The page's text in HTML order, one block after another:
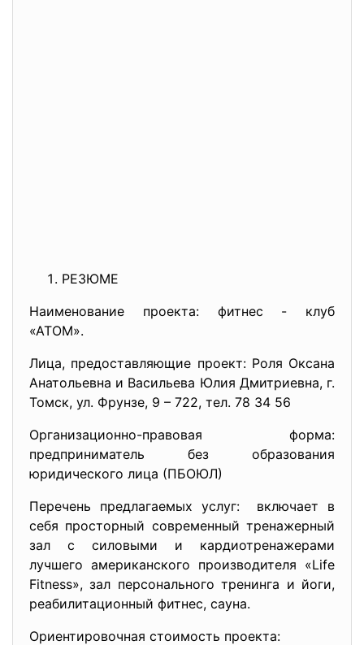
РЕЗЮМЕ
Наименование проекта: фитнес - клуб
«АТОМ».
Лица, предоставляющие проект: Роля Оксана
Анатольевна и Васильева Юлия Дмитриевна, г.
Томск, ул. Фрунзе, 9 – 722, тел. 78 34 56
Организационно-правовая форма:
предприниматель без образования
юридического лица (ПБОЮЛ)
Перечень предлагаемых услуг: включает в
себя просторный современный тренажерный
зал с силовыми и кардиотренажерами
лучшего американского производителя «Life
Fitness», зал персонального тренинга и йоги,
реабилитационный фитнес, сауна.
Ориентировочная стоимость проекта: